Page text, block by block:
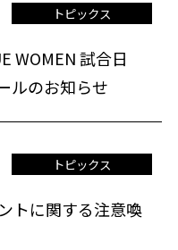
トピックス
WOMEN 試合日
ルのお知らせ
トピックス
トに関する注意喚